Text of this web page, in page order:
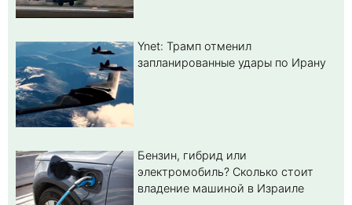
Ynet: Трамп отменил
запланированные удары по Ирану
Бензин, гибрид или
электромобиль? Cколько стоит
владение машиной в Израиле